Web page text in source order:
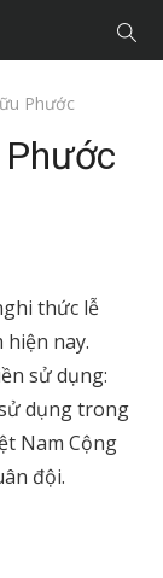
Phước
thức lễ
nay.
sử dụng:
dụng trong
Nam Cộng
đội.